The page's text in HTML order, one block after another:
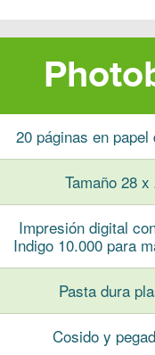
20 páginas en
Tamaño 28
Impresión digital
Indigo 10.000 para
Pasta dura
Cosido y